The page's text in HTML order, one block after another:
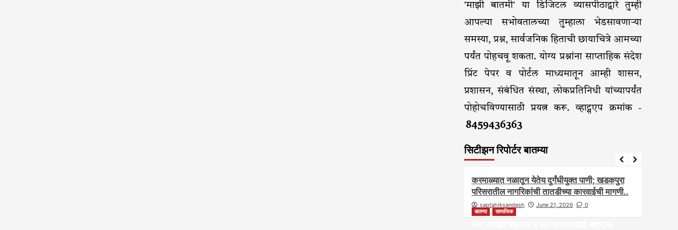
'माझी बातमी' या डिजिटल व्यासपीठाद्वारे तुम्ही
आपल्या सभोवतालच्या तुम्हाला भेडसावणाऱ्या
समस्या, प्रश्न, सार्वजनिक हिताची छायाचित्रे आमच्या
पर्यंत पोहचवू शकता. योग्य प्रश्नांना साप्ताहिक संदेश
प्रिंट पेपर व पोर्टल माध्यमातून आम्ही शासन,
प्रशासन, संबंधित संस्था, लोकप्रतिनिधी यांच्यापर्यंत
पोहोचविण्यासाठी प्रयत्न करू. व्हाट्सएप क्रमांक -
8459436363
सिटीझन रिपोर्टर बातम्या
आरोग्य आवाज जनतेचा बातम्या
करमाळ्यात नळातून येतेय दुर्गंधीयुक्त पाणी; खडकपुरा
परिसरातील नागरिकांची तातडीच्या कारवाईची मागणी..
saptahiksandesh June 21, 2026 0
बातम्या सामाजिक